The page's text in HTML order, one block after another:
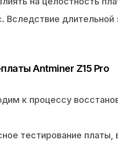
Вследствие
Antminer Z15 Pro
к процессу
тестирование платы,